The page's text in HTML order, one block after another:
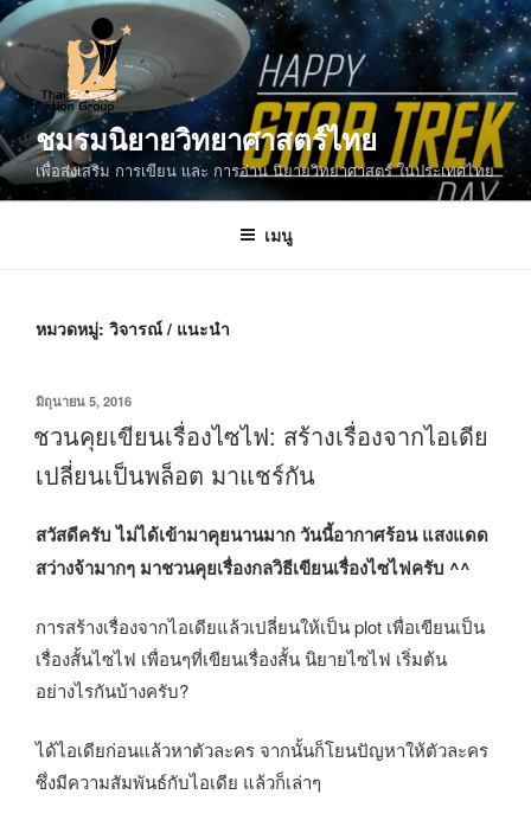
ข้าม
ไป
ยัง
บทความ
ชมรมนิยายวิทยาศาสตร์ไทย
เพื่อส่งเสริม การเขียน และ การอ่าน นิยายวิทยาศาสตร์ ในประเทศไทย
เมนู
หมวดหมู่: วิจารณ์ / แนะนำ
เขียน
ที่
มิถุนายน 5, 2016
ชวนคุยเขียนเรื่องไซไฟ: สร้างเรื่องจากไอเดีย
เปลี่ยนเป็นพล็อต มาแชร์กัน
สวัสดีครับ ไม่ได้เข้ามาคุยนานมาก วันนี้อากาศร้อน แสงแดด
สว่างจ้ามากๆ มาชวนคุยเรื่องกลวิธีเขียนเรื่องไซไฟครับ ^^
การสร้างเรื่องจากไอเดียแล้วเปลี่ยนให้เป็น plot เพื่อเขียนเป็น
เรื่องสั้นไซไฟ เพื่อนๆที่เขียนเรื่องสั้น นิยายไซไฟ เริ่มต้น
อย่างไรกันบ้างครับ?
ได้ไอเดียก่อนแล้วหาตัวละคร จากนั้นก็โยนปัญหาให้ตัวละคร
ซึ่งมีความสัมพันธ์กับไอเดีย แล้วก็เล่าๆ